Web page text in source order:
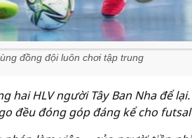
đồng đội luôn chơi tập trung
HLV người Tây Ban Nha để
đều đóng góp đáng kể cho